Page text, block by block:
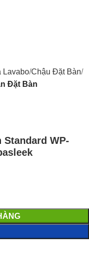
Lavabo Chậu Đặt Bàn
Đặt Bàn
WP-